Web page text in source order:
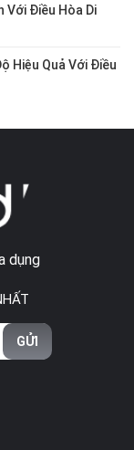
Với Điều Hòa Di
Hiệu Quả Với Điều
dụng
GỬI